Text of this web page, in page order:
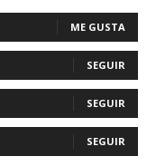
ME GUSTA
SEGUIR
SEGUIR
SEGUIR